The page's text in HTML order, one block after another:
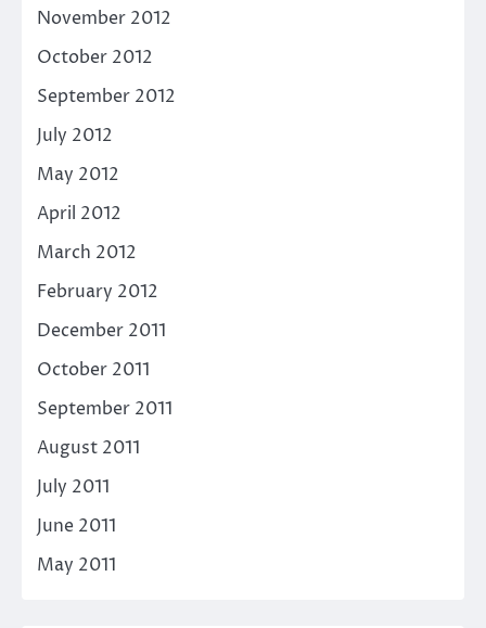
November 2012
October 2012
September 2012
July 2012
May 2012
April 2012
March 2012
February 2012
December 2011
October 2011
September 2011
August 2011
July 2011
June 2011
May 2011